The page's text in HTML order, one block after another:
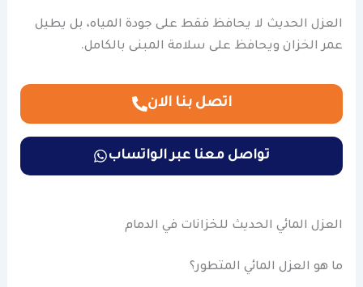
العزل الحديث لا يحافظ فقط على جودة المياه، بل يطيل
عمر الخزان ويحافظ على سلامة المبنى بالكامل.
اتصل بنا الان
تواصل معنا عبر الواتساب
العزل المائي الحديث للخزانات في الدمام
ما هو العزل المائي المتطور؟